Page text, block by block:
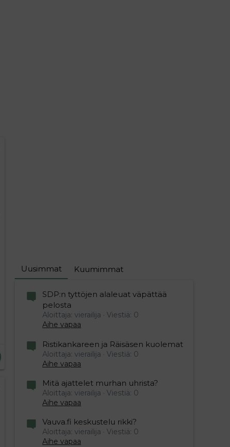
Uusimmat Kuumimmat
SDP:n tyttöjen alaleuat väpättää
pelosta
Aloittaja: vierailija
Viestiä: 0
Aihe vapaa
Ristikankareen ja Räisäsen kuolemat
Aloittaja: vierailija
Viestiä: 0
Aihe vapaa
Mitä ajattelet murhan uhrista?
Aloittaja: vierailija
Viestiä: 0
Aihe vapaa
Vauva.fi keskustelu rikki?
Aloittaja: vierailija
Viestiä: 0
Aihe vapaa